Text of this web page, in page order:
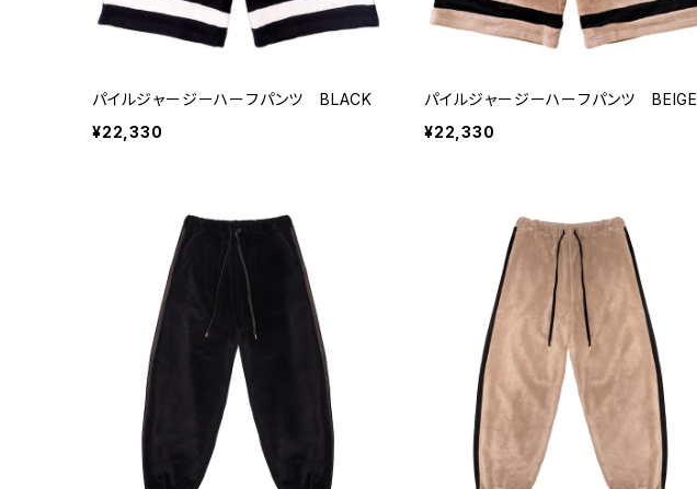
パイルジャージーハーフパンツ BLACK
¥22,330
パイルジャージーハーフパンツ BEIGE
¥22,330